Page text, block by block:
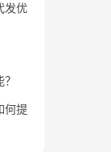
发优
何提